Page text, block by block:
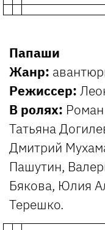
Папаши
Жанр:
Режиссер:
В ролях:
Татьяна
Дмитрий
Пашутин,
Бякова, Юлия
Терешко.